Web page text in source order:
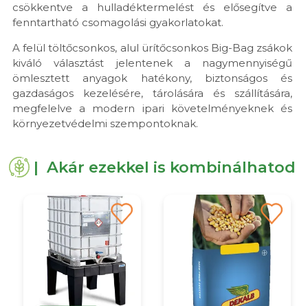
csökkentve a hulladéktermelést és elősegítve a
fenntartható csomagolási gyakorlatokat.
A felül töltőcsonkos, alul ürítőcsonkos Big-Bag zsákok
kiváló választást jelentenek a nagymennyiségű
ömlesztett anyagok hatékony, biztonságos és
gazdaságos kezelésére, tárolására és szállítására,
megfelelve a modern ipari követelményeknek és
környezetvédelmi szempontoknak.
| Akár ezekkel is kombinálhatod